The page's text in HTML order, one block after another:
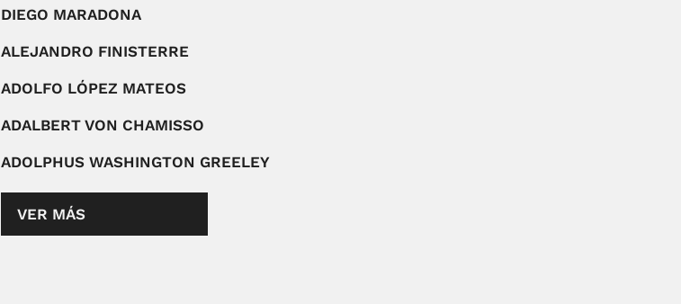
DIEGO MARADONA
ALEJANDRO FINISTERRE
ADOLFO LÓPEZ MATEOS
ADALBERT VON CHAMISSO
ADOLPHUS WASHINGTON GREELEY
VER MÁS